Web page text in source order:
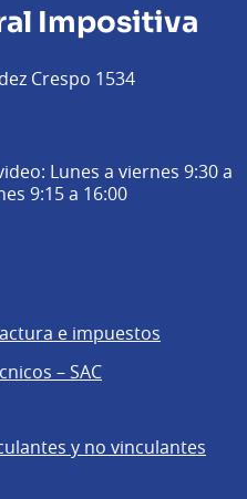
Impositiva
Crespo 1534
Lunes a viernes 9:30 a
9:15 a 16:00
e impuestos
– SAC
y no vinculantes